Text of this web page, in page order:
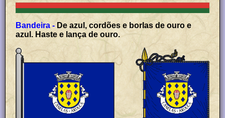
Bandeira - De azul, cordões e borlas de ouro e
azul. Haste e lança de ouro.